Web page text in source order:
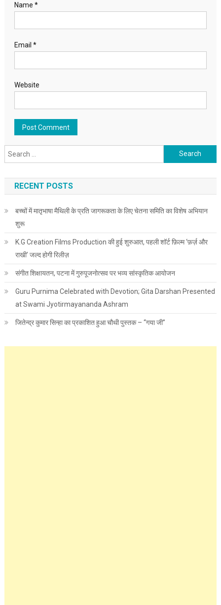
Name *
Email *
Website
Search for:
RECENT POSTS
बच्चों में मातृभाषा मैथिली के प्रति जागरूकता के लिए चेतना समिति का विशेष अभियान
शुरू
K.G Creation Films Production की हुई शुरुआत, पहली शॉर्ट फ़िल्म ‘फ़र्ज़ और
राखी’ जल्द होगी रिलीज़
संगीत शिक्षायतन, पटना में गुरुपूजनोत्सव पर भव्य सांस्कृतिक आयोजन
Guru Purnima Celebrated with Devotion; Gita Darshan Presented
at Swami Jyotirmayananda Ashram
जितेन्द्र कुमार सिन्हा का प्रकाशित हुआ चौथी पुस्तक – “गया जी”